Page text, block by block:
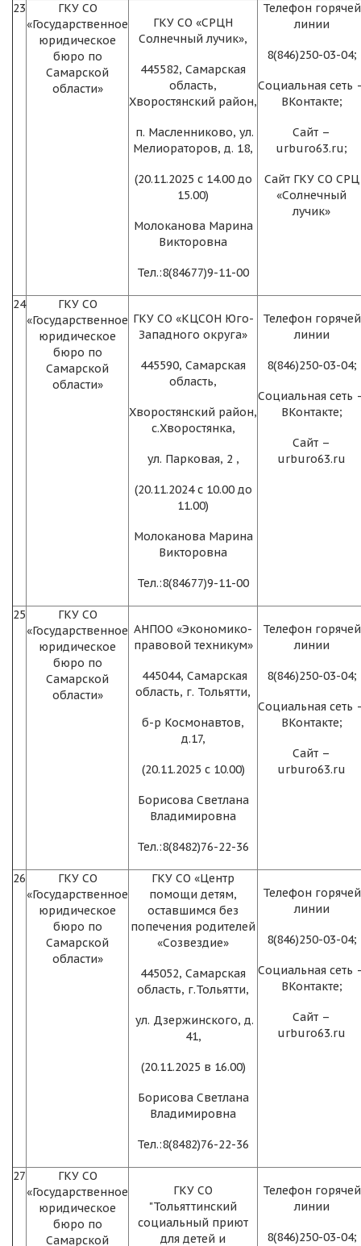
23
ГКУ СО
«Государственное
юридическое
бюро по
Самарской
области»
ГКУ СО «СРЦН
Солнечный лучик»,
445582, Самарская
область,
Хворостянский район,
п. Масленниково, ул.
Мелиораторов, д. 18,
(20.11.2025 с 14.00 до
15.00)
Молоканова Марина
Викторовна
Тел.:8(84677)9-11-00
Телефон горячей
линии
8(846)250-03-04;
Социальная сеть
ВКонтакте;
Сайт –
urburo63.ru;
Сайт ГКУ СО СРЦ
«Солнечный
лучик»
24
ГКУ СО
«Государственное
юридическое
бюро по
Самарской
области»
ГКУ СО «КЦСОН Юго-
Западного округа»
445590, Самарская
область,
Хворостянский район,
с.Хворостянка,
ул. Парковая, 2 ,
(20.11.2024 с 10.00 до
11.00)
Молоканова Марина
Викторовна
Тел.:8(84677)9-11-00
Телефон горячей
линии
8(846)250-03-04;
Социальная сеть
ВКонтакте;
Сайт –
urburo63.ru
25
ГКУ СО
«Государственное
юридическое
бюро по
Самарской
области»
АНПОО «Экономико-
правовой техникум»
445044, Самарская
область, г. Тольятти,
б-р Космонавтов,
д.17,
(20.11.2025 с 10.00)
Борисова Светлана
Владимировна
Тел.:8(8482)76-22-36
Телефон горячей
линии
8(846)250-03-04;
Социальная сеть
ВКонтакте;
Сайт –
urburo63.ru
26
ГКУ СО
«Государственное
юридическое
бюро по
Самарской
области»
ГКУ СО «Центр
помощи детям,
оставшимся без
попечения родителей
«Созвездие»
445052, Самарская
область, г.Тольятти,
ул. Дзержинского, д.
41,
(20.11.2025 в 16.00)
Борисова Светлана
Владимировна
Тел.:8(8482)76-22-36
Телефон горячей
линии
8(846)250-03-04;
Социальная сеть
ВКонтакте;
Сайт –
urburo63.ru
27
ГКУ СО
«Государственное
юридическое
бюро по
Самарской
ГКУ СО
"Тольяттинский
социальный приют
для детей и
Телефон горячей
линии
8(846)250-03-04;